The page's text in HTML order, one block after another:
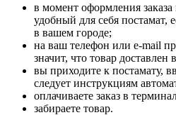
в момент оформления
удобный для себя постамат,
в вашем городе;
на ваш телефон или e-mail
значит, что товар доставлен
вы приходите к постамату,
следует инструкциям
оплачиваете заказ в
забираете товар.